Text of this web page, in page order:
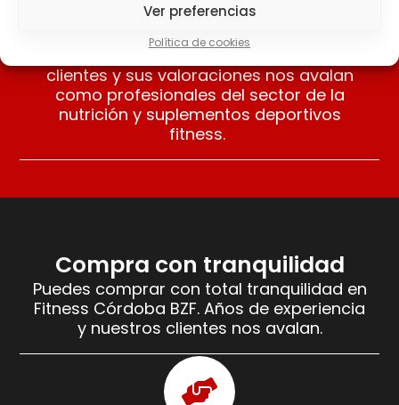
Ver preferencias
Política de cookies
Nuestros clientes opinan
Apreciamos las opiniones de nuestros
clientes y sus valoraciones nos avalan
como profesionales del sector de la
nutrición y suplementos deportivos
fitness.
Compra con tranquilidad
Puedes comprar con total tranquilidad en
Fitness Córdoba BZF. Años de experiencia
y nuestros clientes nos avalan.